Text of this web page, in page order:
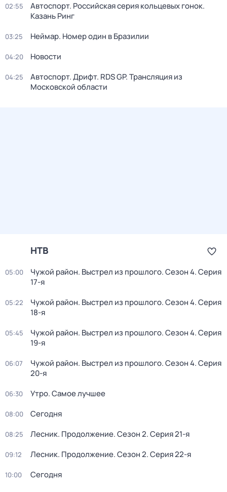
02:55
Автоспорт. Российская серия кольцевых гонок.
Казань Ринг
03:25 Неймар. Номер один в Бразилии
04:20 Новости
04:25
Автоспорт. Дрифт. RDS GP. Трансляция из
Московской области
НТВ
05:00 Чужой район. Выстрел из прошлого. Сезон 4. Серия
17-я
05:22 Чужой район. Выстрел из прошлого. Сезон 4. Серия
18-я
05:45 Чужой район. Выстрел из прошлого. Сезон 4. Серия
19-я
06:07 Чужой район. Выстрел из прошлого. Сезон 4. Серия
20-я
06:30 Утро. Самое лучшее
08:00 Сегодня
08:25 Лесник. Продолжение. Сезон 2. Серия 21-я
09:12 Лесник. Продолжение. Сезон 2. Серия 22-я
10:00 Сегодня